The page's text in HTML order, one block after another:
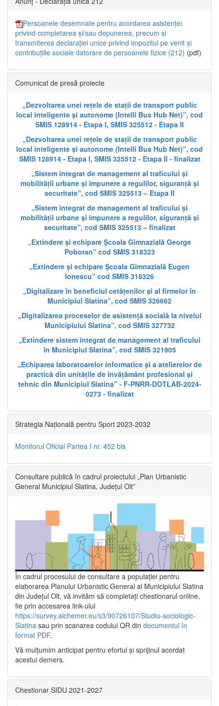
Persoanele desemnate pentru acordarea asistenței
privind completarea și/sau depunerea, precum și
transmiterea declarației unice privind impozitul pe venit și
contribuțiile sociale datorare de persoanele fizice (212) (pdf)
Comunicat de presă proiecte
„Dezvoltarea unei rețele de stații de transport public
local inteligente și autonome (Intelli Bus Hub Net)”, cod
SMIS 128914 - Etapa I, SMIS 325512 - Etapa II
„Dezvoltarea unei rețele de stații de transport public
local inteligente și autonome (Intelli Bus Hub Net)”, cod
SMIS 128914 - Etapa I, SMIS 325512 - Etapa II - finalizat
„Sistem integrat de management al traficului și
mobilității urbane și impunere a regulilor, siguranță și
securitate”, cod SMIS 325513 – Etapa II
„Sistem integrat de management al traficului și
mobilității urbane și impunere a regulilor, siguranță și
securitate”, cod SMIS 325513 – finalizat
„Extindere și echipare Școala Gimnazială George
Poboran” cod SMIS 318323
„Extindere și echipare Școala Gimnazială Eugen
Ionescu” cod SMIS 318326
„Digitalizare în beneficiul cetățenilor și al firmelor în
Municipiul Slatina”, cod SMIS 326662
„Digitalizarea proceselor de asistență socială la nivelul
Municipiului Slatina”, cod SMIS 327732
„Extindere sistem integrat de management al traficului
în Municipiul Slatina”, cod SMIS 321905
„Echiparea laboratoarelor informatice și a atelierelor de
practică din unitățile de învățământ profesional și
tehnic din Municipiul Slatina” - F-PNRR-DOTLAB-2024-
0273 - finalizat
Strategia Națională pentru Sport 2023-2032
Monitorul Oficial Partea I nr. 452 bis
Consultare publică în cadrul proiectului „Plan Urbanistic
General Municipiul Slatina, Județul Olt”
În cadrul procesului de consultare a populaţiei pentru
elaborarea Planului Urbanistic General al Municipiului Slatina
din Județul Olt, vă invităm să completați chestionarul online,
fie prin accesarea link-ului
https://survey.alchemer.eu/s3/90726107/Studiu-sociologic-
Slatina sau prin scanarea codului QR din documentul în
format PDF.
Vă mulţumim anticipat pentru efortul şi sprijinul acordat
acestui demers.
Chestionar SIDU 2021-2027